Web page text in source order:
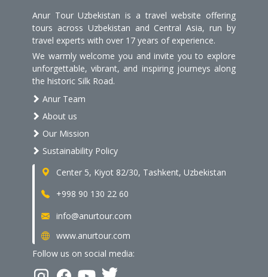
Anur Tour Uzbekistan is a travel website offering
tours across Uzbekistan and Central Asia, run by
travel experts with over 17 years of experience.
We warmly welcome you and invite you to explore
unforgettable, vibrant, and inspiring journeys along
the historic Silk Road.
Anur Team
About us
Our Mission
Sustainability Policy
Center 5, Kiyot 82/30, Tashkent, Uzbekistan
+998 90 130 22 60
info@anurtour.com
www.anurtour.com
Follow us on social media: